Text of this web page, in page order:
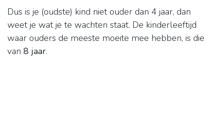
Dus is je (oudste) kind niet ouder dan 4 jaar, dan
weet je wat je te wachten staat. De kinderleeftijd
waar ouders de meeste moeite mee hebben, is die
van 8 jaar.